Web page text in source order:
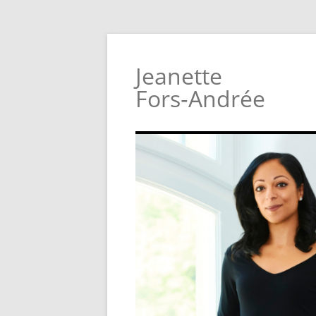
Jeanette
Fors‑Andrée